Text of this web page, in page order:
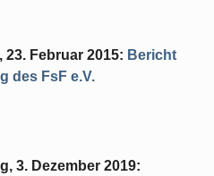
23. Februar 2015: Bericht
des FsF e.V.
3. Dezember 2019: